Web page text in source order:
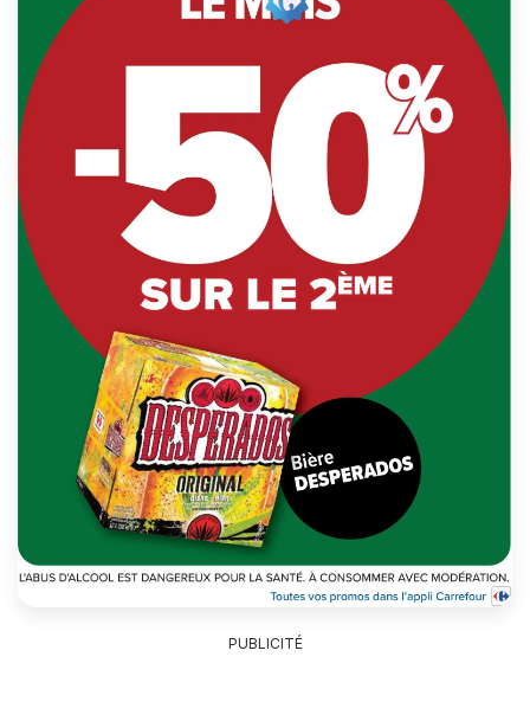
PUBLICITÉ